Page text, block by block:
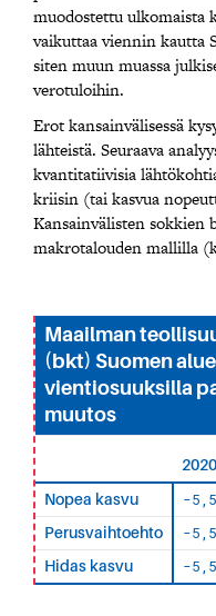
muodostettu ulkomaista
vaikuttaa viennin kautta
siten muun muassa
verotuloihin.
Erot kansainvälisessä
lähteistä. Seuraava
kvantitatiivisia
kriisin (tai kasvua
Kansainvälisten sokkien
makrotalouden mallilla
Maailman
(bkt) Suomen
vientiosuuksilla
muutos
2020
Nopea kasvu -5,5
Perusvaihtoehto -5,5
Hidas kasvu -5,5